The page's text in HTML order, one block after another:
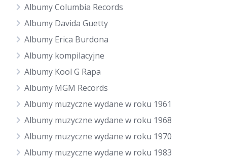
Albumy Columbia Records
Albumy Davida Guetty
Albumy Erica Burdona
Albumy kompilacyjne
Albumy Kool G Rapa
Albumy MGM Records
Albumy muzyczne wydane w roku 1961
Albumy muzyczne wydane w roku 1968
Albumy muzyczne wydane w roku 1970
Albumy muzyczne wydane w roku 1983